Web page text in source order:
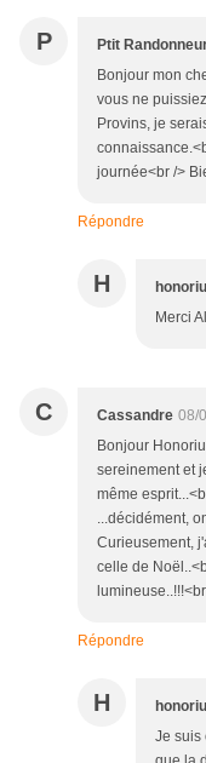
P Ptit
Bonjour mon
vous ne
Provins, je
journée<br />
Répondre
H
Merci
C Cassandre 08/
Bonjour
sereinement et
même
...décidément,
Curieusement,
celle de
Répondre
H
Je suis